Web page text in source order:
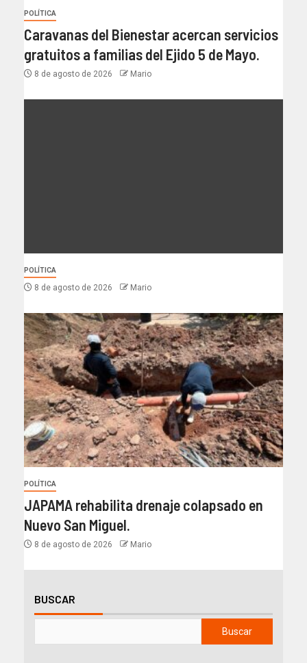
POLÍTICA
Caravanas del Bienestar acercan servicios
gratuitos a familias del Ejido 5 de Mayo.
8 de agosto de 2026 Mario
POLÍTICA
8 de agosto de 2026 Mario
POLÍTICA
JAPAMA rehabilita drenaje colapsado en
Nuevo San Miguel.
8 de agosto de 2026 Mario
BUSCAR
Buscar